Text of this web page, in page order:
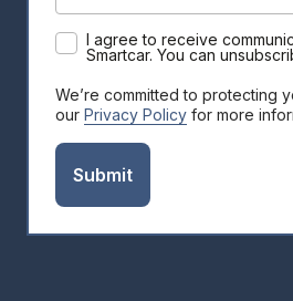
I agree to receive
Smartcar. You can
We’re committed to protecting
our Privacy Policy for more